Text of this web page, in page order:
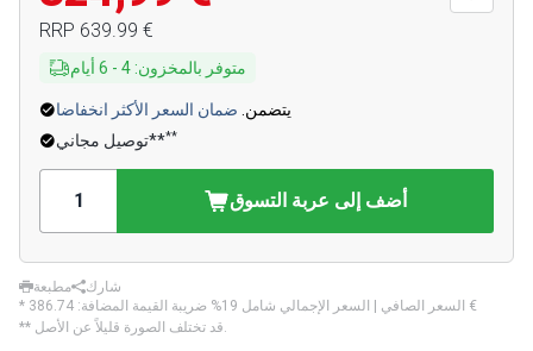
RRP ‏639.99 €
متوفر بالمخزون:
4
-
6 أيام
يتضمن. ضمان السعر الأكثر انخفاضا
توصيل مجاني****
أضف إلى عربة التسوق
مطبعة
شارك
* السعر الصافي | السعر الإجمالي شامل 19% ضريبة القيمة المضافة: ‏386.74 €
** قد تختلف الصورة قليلاً عن الأصل.